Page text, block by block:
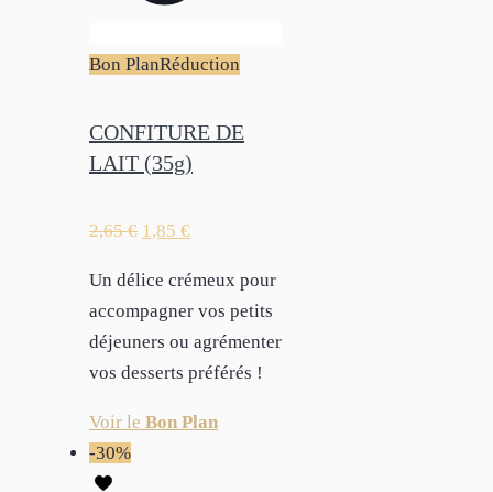
Bon PlanRéduction
CONFITURE DE
LAIT (35g)
2,65€ 1,85 €
Un délice crémeux pour
accompagner vos petits
déjeuners ou agrémenter
vos desserts préférés !
Voir le Bon Plan
-30%